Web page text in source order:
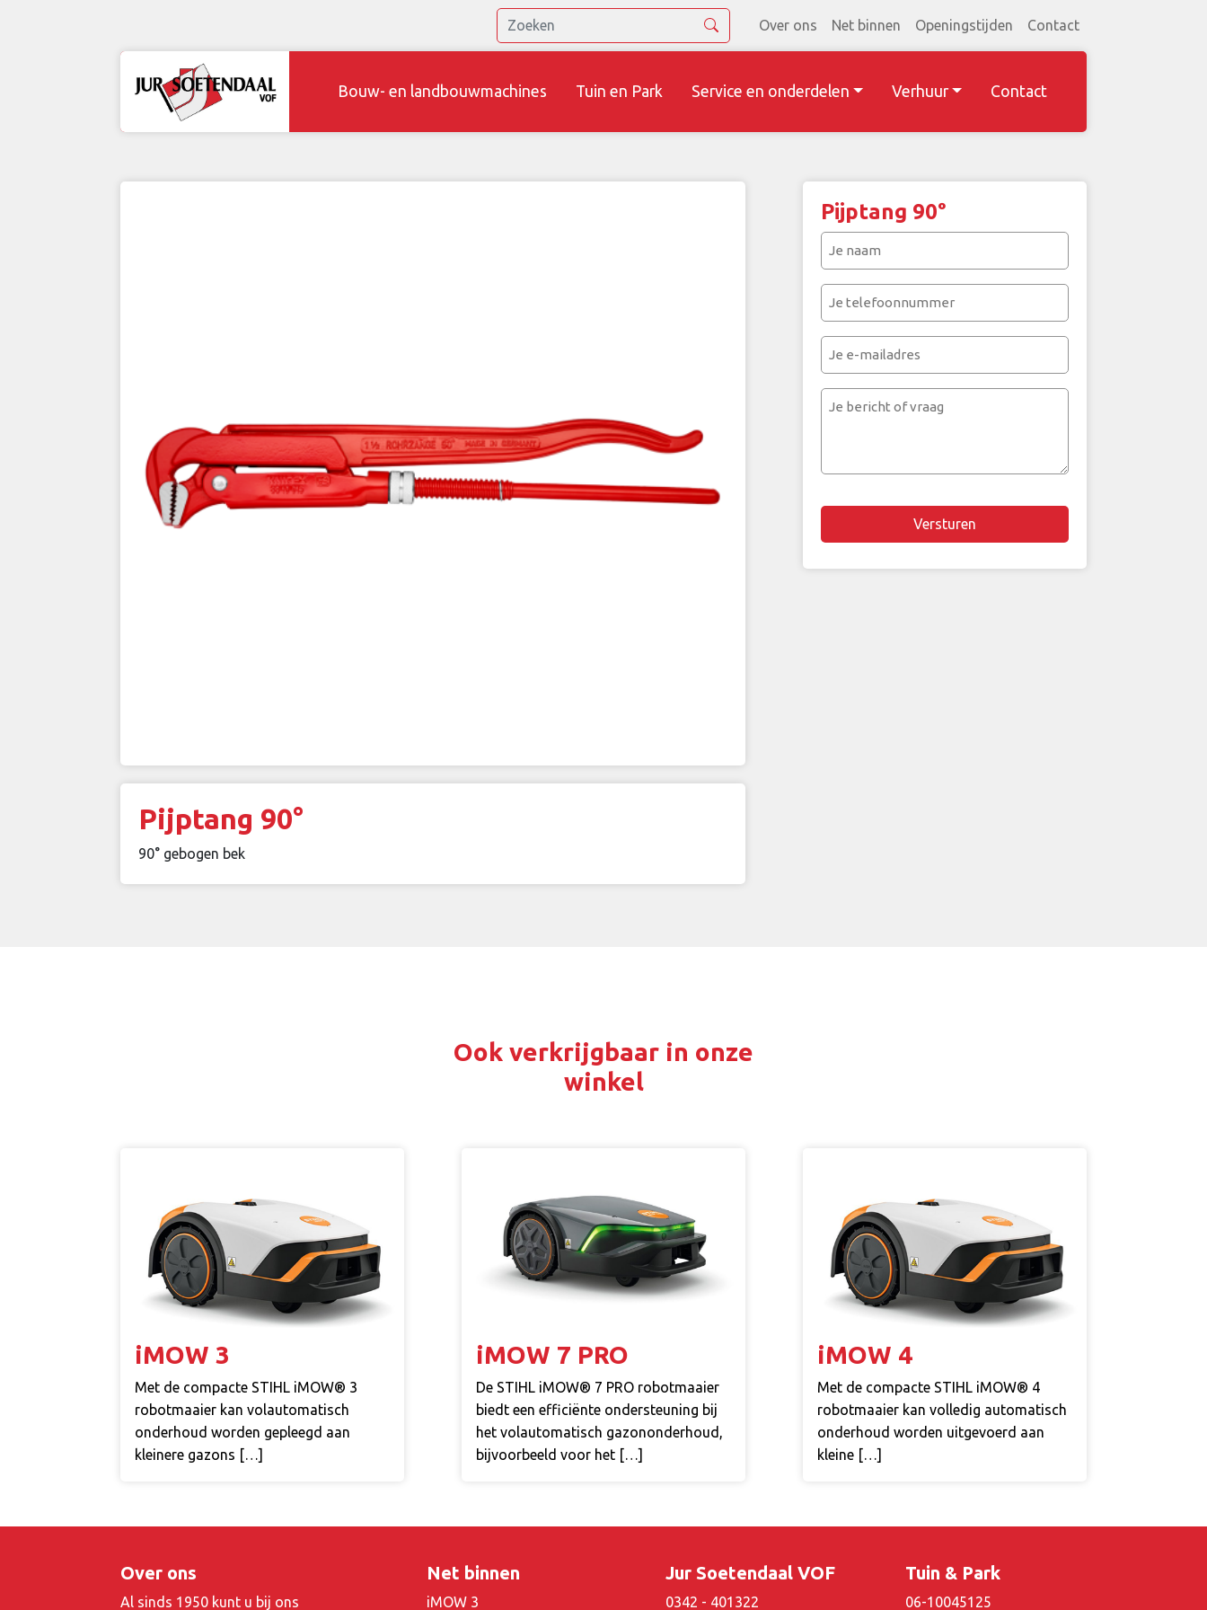
Over ons Net binnen Openingstijden Contact
Bouw- en landbouwmachines Tuin en Park Service en onderdelen Verhuur Contact
Pijptang 90°
naam
(Vereist)
telefoonnummer
(Vereist)
e-
mailadres
Chapta
Pijptang 90°
90° gebogen bek
Ook verkrijgbaar in onze
winkel
iMOW 3
Met de compacte STIHL iMOW® 3
robotmaaier kan volautomatisch
onderhoud worden gepleegd aan
kleinere gazons […]
iMOW 7 PRO
De STIHL iMOW® 7 PRO robotmaaier
biedt een efficiënte ondersteuning bij
het volautomatisch gazononderhoud,
bijvoorbeeld voor het […]
iMOW 4
Met de compacte STIHL iMOW® 4
robotmaaier kan volledig automatisch
onderhoud worden uitgevoerd aan
kleine […]
Over ons
Al sinds 1950 kunt u bij ons
Net binnen
iMOW 3
Jur Soetendaal VOF
0342 - 401322
Tuin & Park
06-10045125